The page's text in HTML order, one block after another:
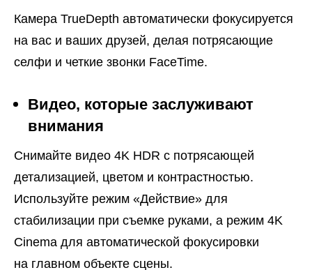
Камера TrueDepth автоматически фокусируется
на вас и ваших друзей, делая потрясающие
селфи и четкие звонки FaceTime.
Видео, которые заслуживают
внимания
Снимайте видео 4K HDR с потрясающей
детализацией, цветом и контрастностью.
Используйте режим «Действие» для
стабилизации при съемке руками, а режим 4K
Cinema для автоматической фокусировки
на главном объекте сцены.